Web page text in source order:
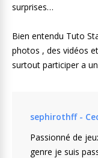
surprises…
Bien entendu Tuto
photos , des vidéos
surtout participer a
sephirothff -
Passionné de
genre je suis